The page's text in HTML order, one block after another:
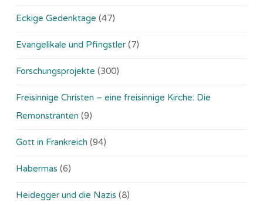
Eckige Gedenktage (47)
Evangelikale und Pfingstler (7)
Forschungsprojekte (300)
Freisinnige Christen – eine freisinnige Kirche: Die
Remonstranten (9)
Gott in Frankreich (94)
Habermas (6)
Heidegger und die Nazis (8)